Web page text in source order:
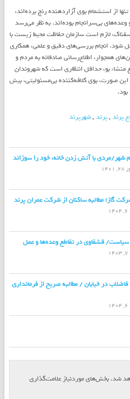
از استشمام بوی آزاردهنده رنج برده‌اند،
بی‌سرانجام بوده‌اند. به نظر می‌رسد
لازم است سازمان حفاظت محیط زیست با
شود. انجام بررسی‌های دقیق و علمی، همکاری
همجوار، اطلاع‌رسانی صادقانه به مردم و
منشاء بو، حداقل انتظاری است که شهروندان
این صورت، بوی کلافه‌کننده بی‌مسئولیتی، بیش
پرند ,پرند ,شهرپرند
شهر/مردی با آتش زدن خانه، خود را سوزاند
سیاست/ قشقاوی در تقاطع وعده‌ها و عمل
در خیابان / مطالبه صریح از فرمانداری
شد.بخش‌های موردنیاز علامت‌گذاری